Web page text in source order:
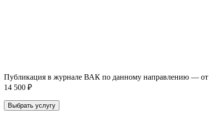
Публикация в журнале ВАК по данному направлению — от
14 500 ₽
Выбрать услугу